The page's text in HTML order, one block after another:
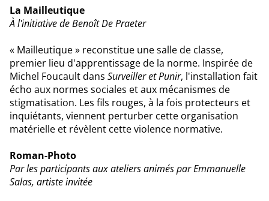
La Mailleutique
À l'initiative de Benoît De Praeter
« Mailleutique » reconstitue une salle de classe,
premier lieu d'apprentissage de la norme. Inspirée de
Michel Foucault dans Surveiller et Punir, l'installation fait
écho aux normes sociales et aux mécanismes de
stigmatisation. Les fils rouges, à la fois protecteurs et
inquiétants, viennent perturber cette organisation
matérielle et révèlent cette violence normative.
Roman-Photo
Par les participants aux ateliers animés par Emmanuelle
Salas, artiste invitée